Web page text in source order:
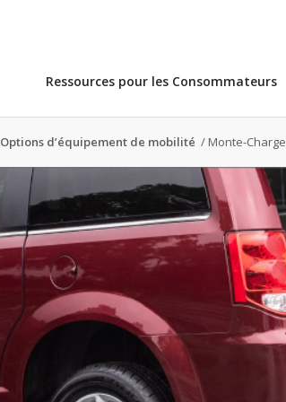
Ressources pour les Consommateurs
Options d’équipement de mobilité / Monte-Charge